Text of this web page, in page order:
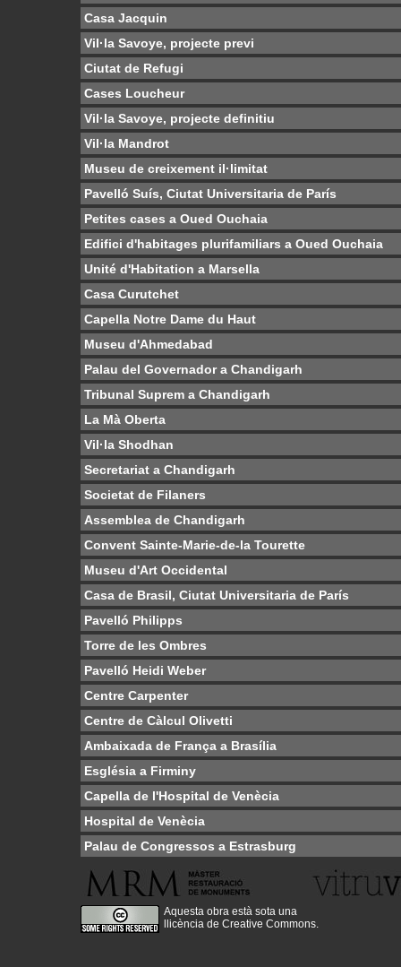
Casa Jacquin
Vil·la Savoye, projecte previ
Ciutat de Refugi
Cases Loucheur
Vil·la Savoye, projecte definitiu
Vil·la Mandrot
Museu de creixement il·limitat
Pavelló Suís, Ciutat Universitaria de París
Petites cases a Oued Ouchaia
Edifici d'habitages plurifamiliars a Oued Ouchaia
Unité d'Habitation a Marsella
Casa Curutchet
Capella Notre Dame du Haut
Museu d'Ahmedabad
Palau del Governador a Chandigarh
Tribunal Suprem a Chandigarh
La Mà Oberta
Vil·la Shodhan
Secretariat a Chandigarh
Societat de Filaners
Assemblea de Chandigarh
Convent Sainte-Marie-de-la Tourette
Museu d'Art Occidental
Casa de Brasil, Ciutat Universitaria de París
Pavelló Philipps
Torre de les Ombres
Pavelló Heidi Weber
Centre Carpenter
Centre de Càlcul Olivetti
Ambaixada de França a Brasília
Església a Firminy
Capella de l'Hospital de Venècia
Hospital de Venècia
Palau de Congressos a Estrasburg
Aquesta obra està sota una
llicència de Creative Commons.